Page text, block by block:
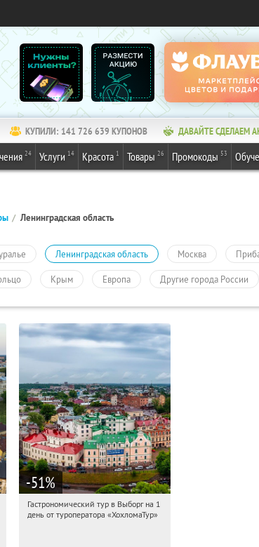
КУПИЛИ: 141 726 639 КУПОНОВ ДАВАЙТЕ СДЕЛАЕМ
24 Услуги 14 Красота 1 Товары 26 Промокоды 53
Ленинградская область
Ленинградская область Москва
Крым Европа Другие города России
-51%
11:27:02 Купили:5
Гастрономический тур в Выборг на 1
день от туроператора «ХохломаТур»